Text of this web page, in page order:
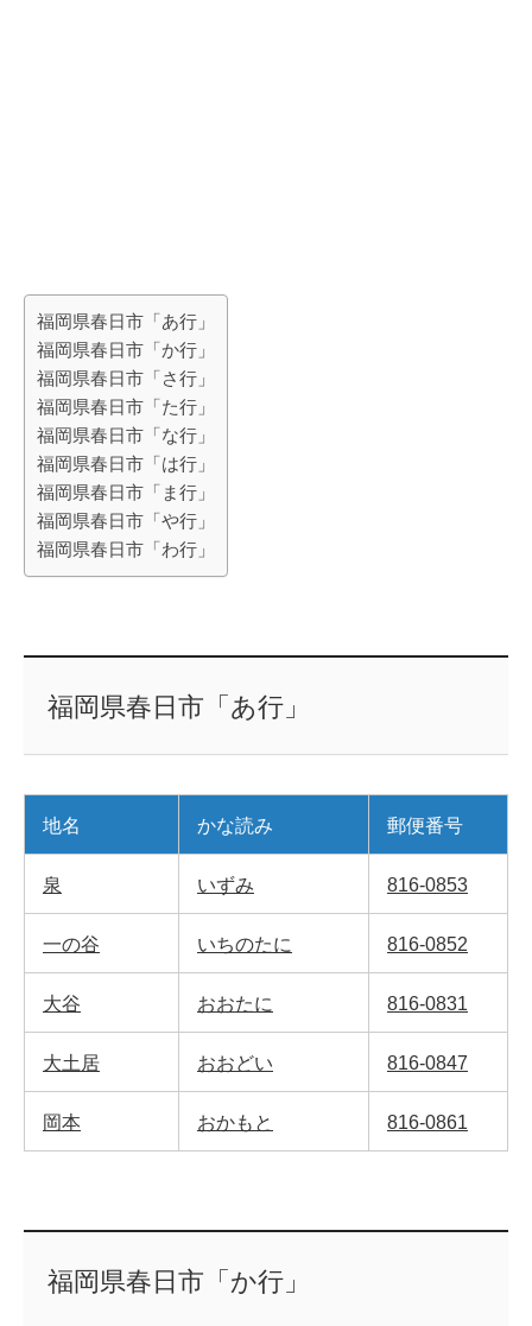
福岡県春日市「あ行」
福岡県春日市「か行」
福岡県春日市「さ行」
福岡県春日市「た行」
福岡県春日市「な行」
福岡県春日市「は行」
福岡県春日市「ま行」
福岡県春日市「や行」
福岡県春日市「わ行」
福岡県春日市「あ行」
地名 かな読み 郵便番号
泉 いずみ 816-0853
一の谷 いちのたに 816-0852
大谷 おおたに 816-0831
大土居 おおどい 816-0847
岡本 おかもと 816-0861
福岡県春日市「か行」